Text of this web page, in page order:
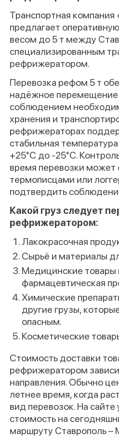
Транспортная
предлагает
весом до 5 т между
специализированным
рефрижератором.
Перевозка рефом 5 т
надёжное перемещение
соблюдением
хранения и
рефрижераторах
стабильная
+25°C до -25°C.
время перевозки может
термописцами или
подтвердить
Какой груз следует
рефрижератором:
Лакокрасочная
Сырьё и материалы
Медицинские товары
фармацевтическая
Химические
другие грузы,
опасным.
Косметические
Стоимость доставки
рефрижератором
направления. Обычно
летнее время, когда
вид перевозок. На сайте
стоимость на
маршруту Ставрополь –